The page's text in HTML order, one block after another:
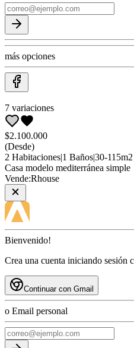
más opciones
7 variaciones
$2.100.000
(Desde)
2 Habitaciones|1 Baños|30-115m2
Casa modelo mediterránea simple
Vende:Rhouse
Bienvenido!
Crea una cuenta iniciando sesión
Continuar con Gmail
o Email personal